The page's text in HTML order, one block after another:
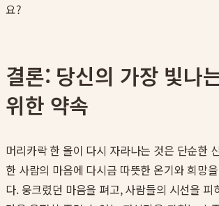
요?
결론: 당신의 가장 빛나
위한 약속
머리카락 한 올이 다시 자라나는 것은 단순한
한 사람의 마음에 다시금 따뜻한 온기와 희망
다. 웅크렸던 마음을 펴고, 사람들의 시선을 피